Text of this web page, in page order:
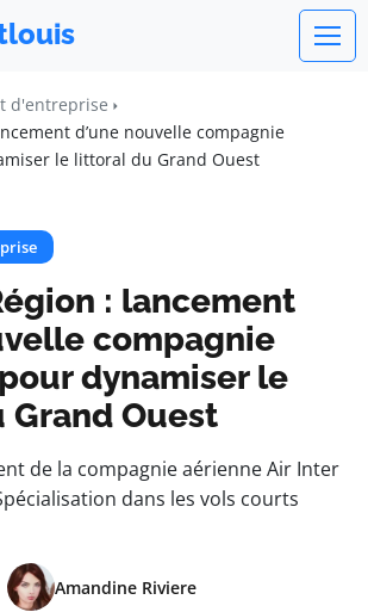
d'entreprise
d’une nouvelle compagnie
le littoral du Grand Ouest
: lancement
compagnie
dynamiser le
Ouest
de la compagnie aérienne Air Inter
dans les vols courts
Amandine Riviere